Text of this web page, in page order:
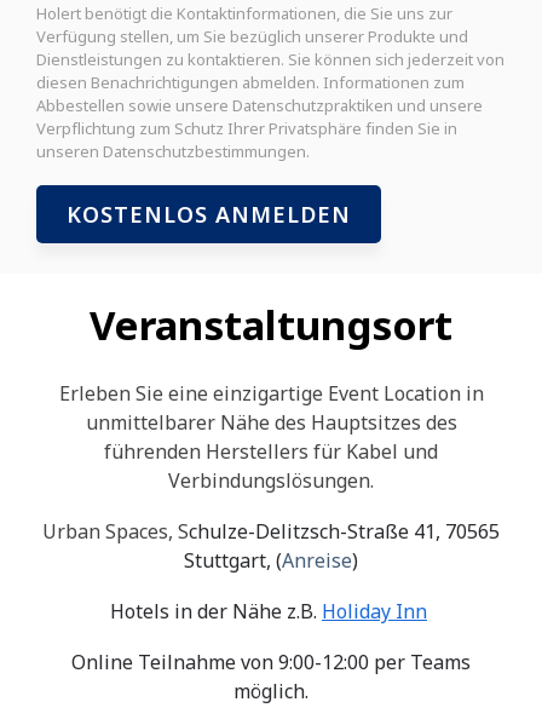
Holert benötigt die Kontaktinformationen, die Sie uns zur
Verfügung stellen, um Sie bezüglich unserer Produkte und
Dienstleistungen zu kontaktieren. Sie können sich jederzeit von
diesen Benachrichtigungen abmelden. Informationen zum
Abbestellen sowie unsere Datenschutzpraktiken und unsere
Verpflichtung zum Schutz Ihrer Privatsphäre finden Sie in
unseren Datenschutzbestimmungen.
Veranstaltungsort
Erleben Sie eine einzigartige Event Location in
unmittelbarer Nähe des Hauptsitzes des
führenden Herstellers für Kabel und
Verbindungslösungen.
Urban Spaces, Schulze-Delitzsch-Straße 41, 70565
Stuttgart, (Anreise)
Hotels in der Nähe z.B. Holiday Inn
Online Teilnahme von 9:00-12:00 per Teams
möglich.